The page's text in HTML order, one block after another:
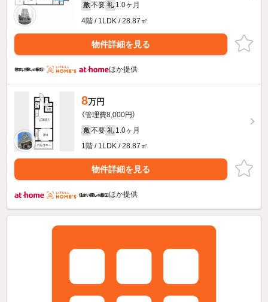
敷 不要 礼 1.0ヶ月
4階 / 1LDK / 28.87㎡
物件詳細を見る
ほか提供
8万円
（管理費8,000円）
敷 不要 礼 1.0ヶ月
1階 / 1LDK / 28.87㎡
物件詳細を見る
ほか提供